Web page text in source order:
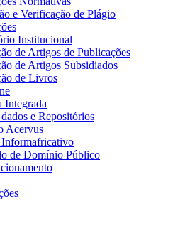
e Verificação de Plágio
Institucional
de Artigos de Publicações
de Artigos Subsidiados
de Livros
Integrada
e Repositórios
Acervus
de Domínio Público